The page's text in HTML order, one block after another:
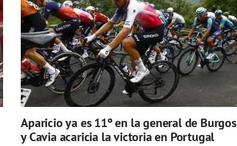
Aparicio ya es 11º en la general de Burgos
y Cavia acaricia la victoria en Portugal